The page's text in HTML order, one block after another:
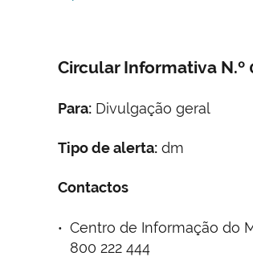
Circular Informativa
Para: Divulgação geral
Tipo de alerta: dm
Contactos
Centro de Informação do
800 222 444